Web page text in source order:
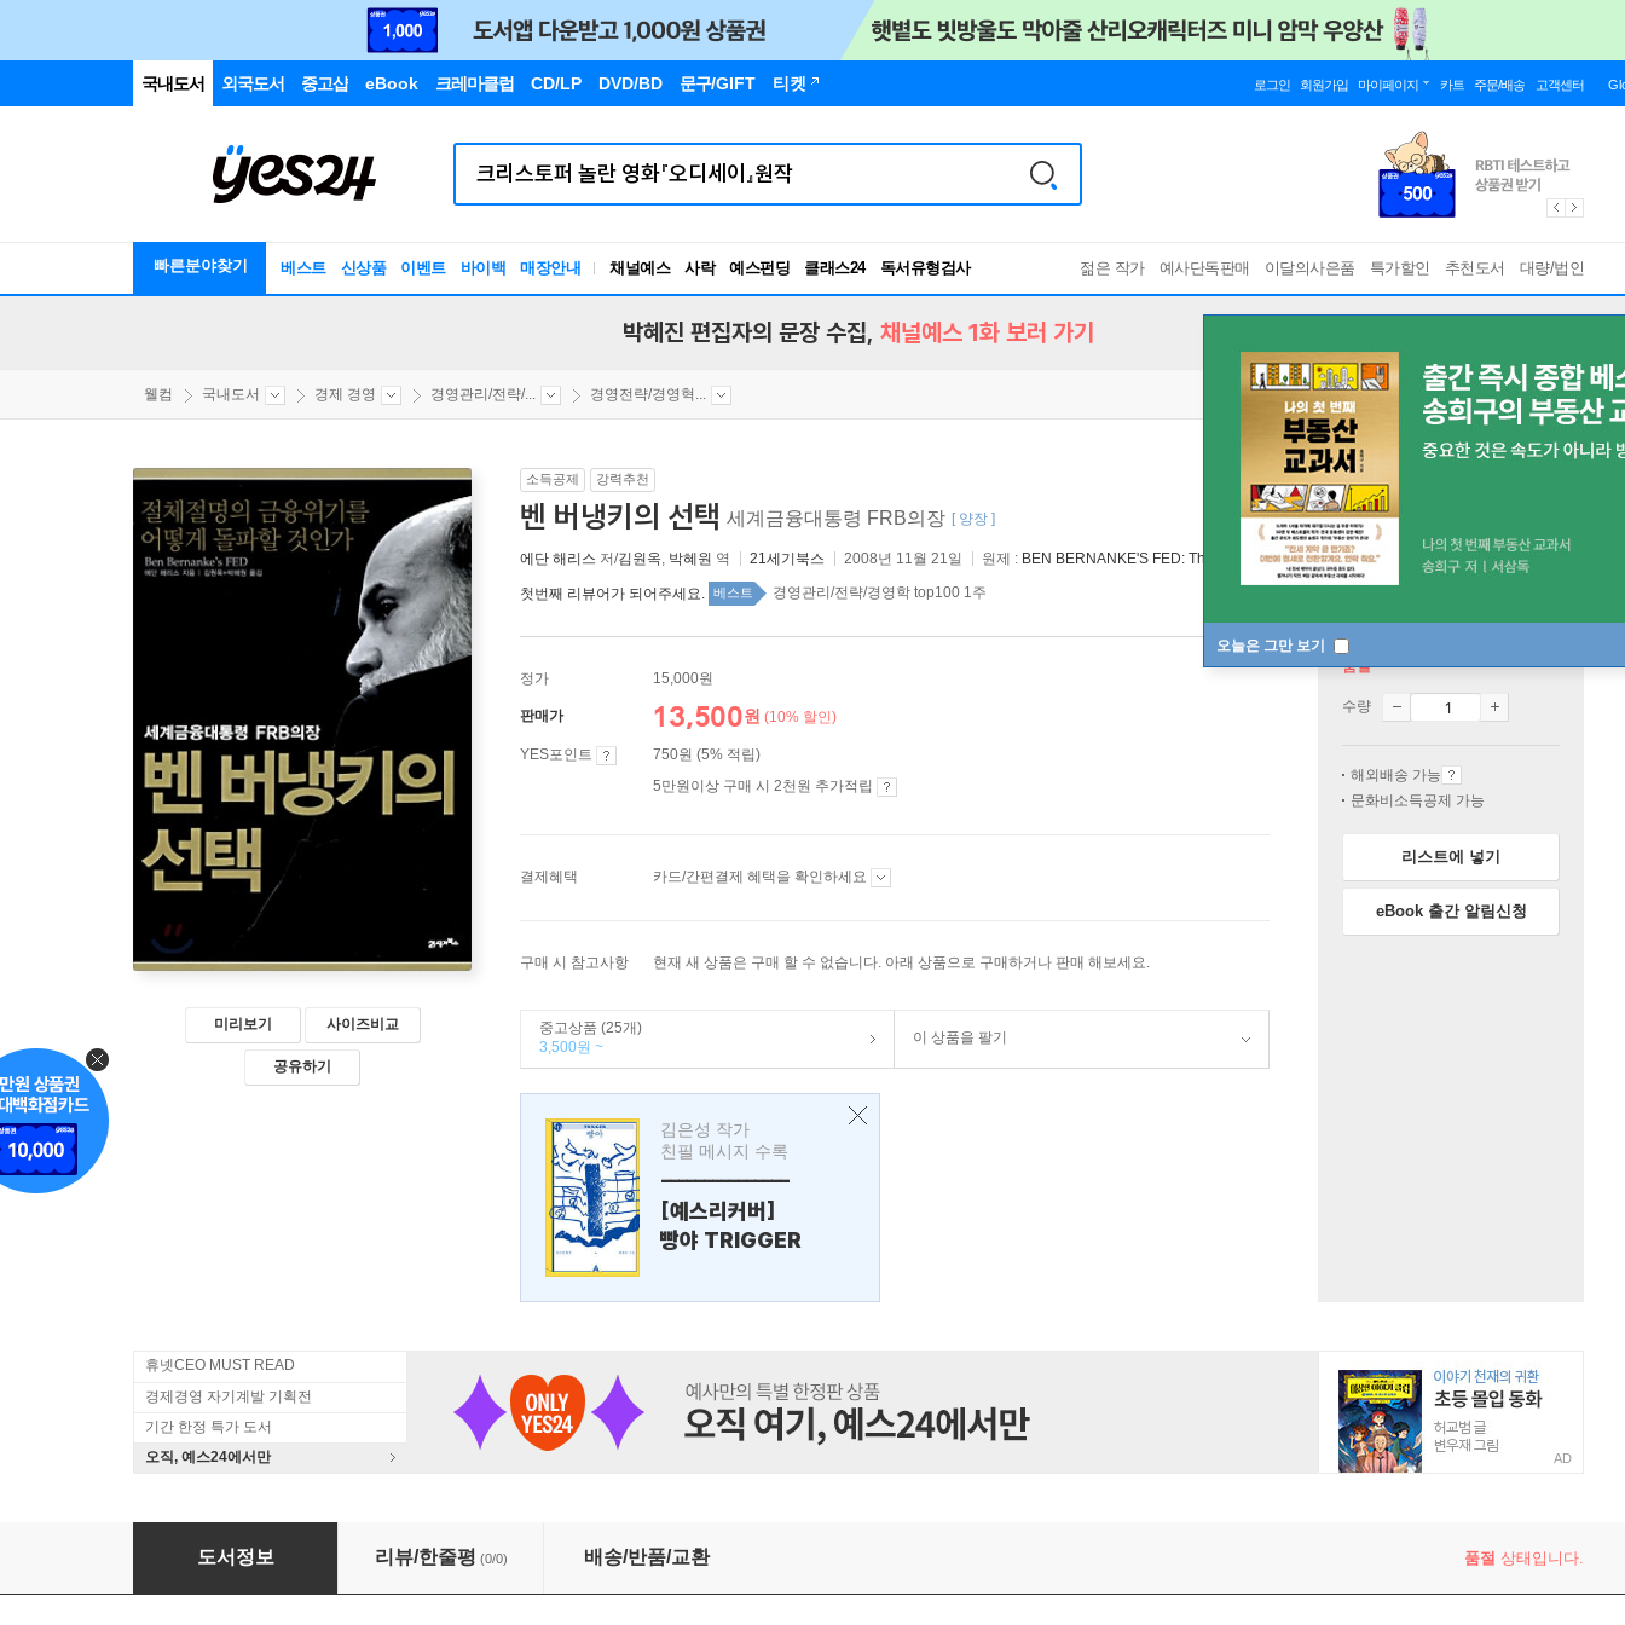
국내도서 외국도서 중고샵 eBook 크레마클럽 CD/LP DVD/BD 문구/GIFT 티켓 로그인 회원가입 마이페이지 카트 주문/배송 고객센터
빠른분야찾기 베스트 신상품 이벤트 바이백 매장안내 채널예스 사락 예스펀딩 클래스24
독서유형검사
RBTI Lab
젊은 작가 예사단독판매 이달의사은품 특가할인 추천도서 대량/법인
오늘은 그만 보기
박혜진 편집자의 문장 수집, 채널예스 1화 보러 가기
웰컴 국내도서 경제 경영 경영관리/전략/... 경영전략/경영혁...
미리보기 사이즈비교
공유하기
소득공제 강력추천
벤 버냉키의 선택 세계금융대통령 FRB의장 [ 양장 ]
에단 해리스 저/김원옥, 박혜원 역 21세기북스 2008년 11월 21일 원제 : BEN BERNANKE'S FED: The Federal Reserve After Greenspan
첫번째 리뷰어가 되어주세요. 베스트 경영관리/전략/경영학 top100 1주
정가 15,000원
판매가 13,500원 (10% 할인)
YES포인트
750원 (5% 적립)
5만원이상 구매 시 2천원 추가적립
결제혜택 카드/간편결제 혜택을 확인하세요
구매 시 참고사항 현재 새 상품은 구매 할 수 없습니다. 아래 상품으로 구매하거나 판매 해보세요.
중고상품 (25개)
3,500원 ~
이 상품을 팔기
김은성 작가
친필 메시지 수록
---------------
[예스리커버]
빵야 TRIGGER
품절
수량
해외배송 가능
문화비소득공제 가능
리스트에 넣기
eBook 출간 알림신청
휴넷CEO MUST READ
경제경영 자기계발 기획전
기간 한정 특가 도서
오직, 예스24에서만
AD
벤 버냉키의 선택
도서정보 리뷰/한줄평 (0/0) 배송/반품/교환 품절 상태입니다.